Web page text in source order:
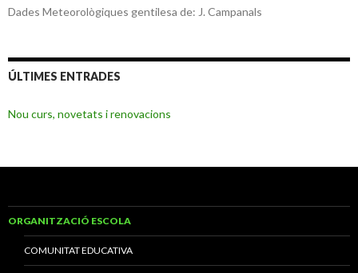
Dades Meteorològiques gentilesa de: J. Campanals
ÚLTIMES ENTRADES
Nou curs, novetats i renovacions
ORGANITZACIÓ ESCOLA
COMUNITAT EDUCATIVA